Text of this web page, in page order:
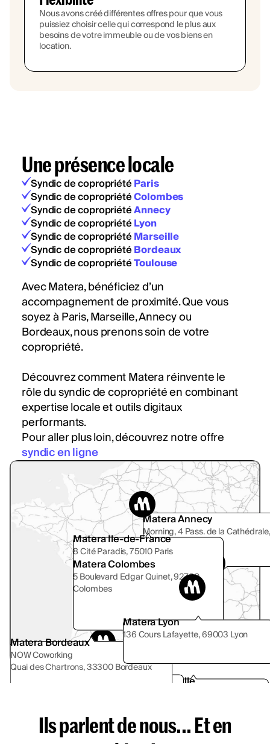
Nous avons créé différentes offres pour que vous
puissiez choisir celle qui correspond le plus aux
besoins de votre immeuble ou de vos biens en
location.
Une présence locale
Syndic de copropriétéParis
Syndic de copropriétéColombes
Syndic de copropriétéAnnecy
Syndic de copropriétéLyon
Syndic de copropriétéMarseille
Syndic de copropriétéBordeaux
Syndic de copropriétéToulouse
Avec Matera, bénéficiez d’un
accompagnement de proximité. Que vous
soyez à Paris, Marseille, Annecy ou
Bordeaux, nous prenons soin de votre
copropriété.
Découvrez comment Matera réinvente le
rôle du syndic de copropriété en combinant
expertise locale et outils digitaux
performants.
Pour aller plus loin, découvrez notre offre
syndic en ligne
Matera Marseille
Matera Bordeaux
NOW Coworking
Quai des Chartrons, 33300 Bordeaux
Matera Annecy
Morning, 4 Pass. de la Cathédrale,
74000 Annecy
Matera Ile-de-France
8 Cité Paradis, 75010 Paris
Matera Colombes
5 Boulevard Edgar Quinet, 92700
Colombes
Matera Lyon
136 Cours Lafayette, 69003 Lyon
Ils parlent de nous... Et en